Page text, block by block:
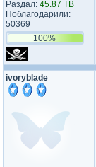
Раздал: 45.87 TB
Поблагодарили:
50369
100%
ivoryblade